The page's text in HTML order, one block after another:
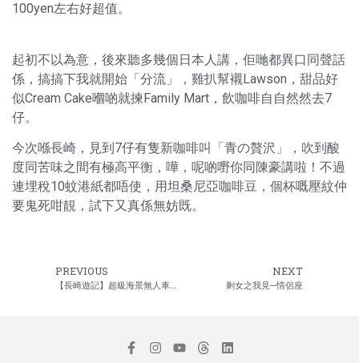
100yen左右好超值。
起初不以為意，後來聽多幾個日本人講，佢哋都異口同聲話
係，搞搞下我就開始「分流」，雞扒幫襯Lawson，甜品好
似Cream Cake嗰啲就揀Family Mart，飲咖啡自自然然去7
仔。
今次喺長崎，見到7仔有隻新咖啡叫「青の贅沢」，吹到酸
度同苦味之間有極高平衡，嘩，呢啲嘢你同陳豪講啦！不過
連埋稅10蚊港紙都唔使，用坦桑尼亞咖啡豆，個杯嘅壓紋仲
要鬼死咁靚，試下又真係無妨既。
PREVIOUS NEXT
剩女之我見─情侶座